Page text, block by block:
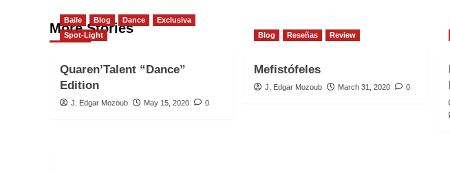
More Stories
Baile Blog Dance
Exclusiva
Spot-Light
Quaren’Talent “Dance”
Edition
J. Edgar Mozoub May 15, 2020 0
Blog Reseñas Review
Mefistófeles
J. Edgar Mozoub March 31, 2020 0